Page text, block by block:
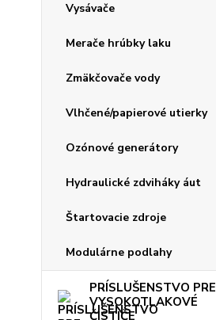
Vysávače
Merače hrúbky laku
Zmäkčovače vody
Vlhčené/papierové utierky
Ozónové generátory
Hydraulické zdviháky áut
Štartovacie zdroje
Modulárne podlahy
PRÍSLUŠENSTVO PRE
VYSOKOTLAKOVÉ
ČISTIČE